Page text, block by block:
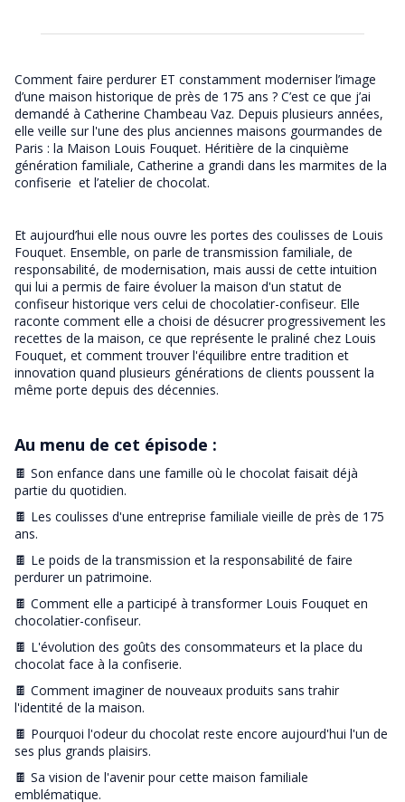
Comment faire perdurer ET constamment moderniser l’image
d’une maison historique de près de 175 ans ? C’est ce que j’ai
demandé à Catherine Chambeau Vaz. Depuis plusieurs années,
elle veille sur l'une des plus anciennes maisons gourmandes de
Paris : la Maison Louis Fouquet. Héritière de la cinquième
génération familiale, Catherine a grandi dans les marmites de la
confiserie et l’atelier de chocolat.
Et aujourd’hui elle nous ouvre les portes des coulisses de Louis
Fouquet. Ensemble, on parle de transmission familiale, de
responsabilité, de modernisation, mais aussi de cette intuition
qui lui a permis de faire évoluer la maison d'un statut de
confiseur historique vers celui de chocolatier-confiseur. Elle
raconte comment elle a choisi de désucrer progressivement les
recettes de la maison, ce que représente le praliné chez Louis
Fouquet, et comment trouver l'équilibre entre tradition et
innovation quand plusieurs générations de clients poussent la
même porte depuis des décennies.
Au menu de cet épisode :
🍫 Son enfance dans une famille où le chocolat faisait déjà
partie du quotidien.
🍫 Les coulisses d'une entreprise familiale vieille de près de 175
ans.
🍫 Le poids de la transmission et la responsabilité de faire
perdurer un patrimoine.
🍫 Comment elle a participé à transformer Louis Fouquet en
chocolatier-confiseur.
🍫 L'évolution des goûts des consommateurs et la place du
chocolat face à la confiserie.
🍫 Comment imaginer de nouveaux produits sans trahir
l'identité de la maison.
🍫 Pourquoi l'odeur du chocolat reste encore aujourd'hui l'un de
ses plus grands plaisirs.
🍫 Sa vision de l'avenir pour cette maison familiale
emblématique.